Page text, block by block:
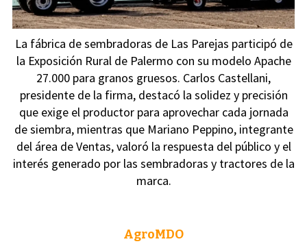
La fábrica de sembradoras de Las Parejas participó de
la Exposición Rural de Palermo con su modelo Apache
27.000 para granos gruesos. Carlos Castellani,
presidente de la firma, destacó la solidez y precisión
que exige el productor para aprovechar cada jornada
de siembra, mientras que Mariano Peppino, integrante
del área de Ventas, valoró la respuesta del público y el
interés generado por las sembradoras y tractores de la
marca.
AgroMDO